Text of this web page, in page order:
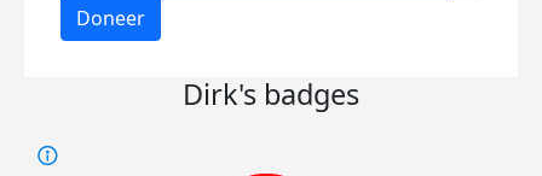
Doneer
Dirk's badges